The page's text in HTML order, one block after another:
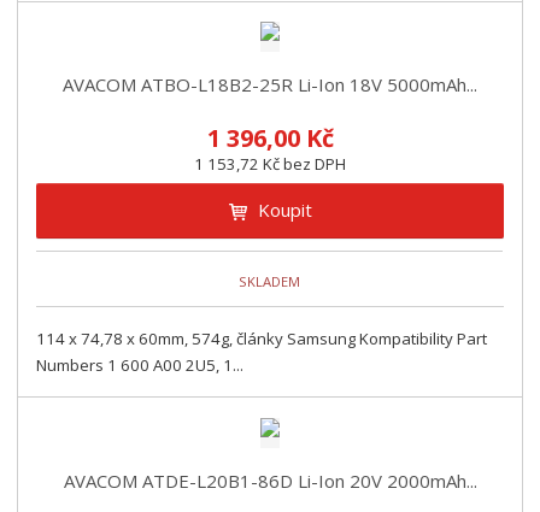
AVACOM ATBO-L18B2-25R Li-Ion 18V 5000mAh...
1 396,00 Kč
1 153,72 Kč bez DPH
Koupit
SKLADEM
114 x 74,78 x 60mm, 574g, články Samsung Kompatibility Part
Numbers 1 600 A00 2U5, 1...
AVACOM ATDE-L20B1-86D Li-Ion 20V 2000mAh...